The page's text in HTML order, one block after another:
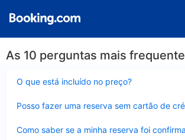
As 10 perguntas mais
O que está incluído no preço?
Posso fazer uma reserva sem cartão de
Como saber se a minha reserva foi